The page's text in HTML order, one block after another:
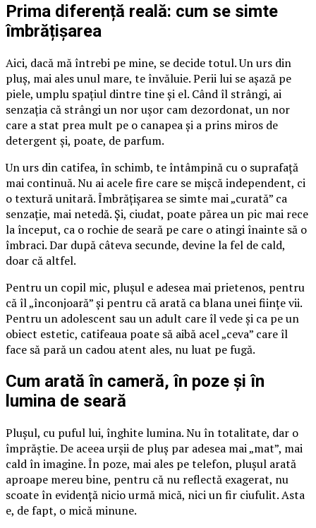
Prima diferență reală: cum se simte
îmbrățișarea
Aici, dacă mă întrebi pe mine, se decide totul. Un urs din
pluș, mai ales unul mare, te învăluie. Perii lui se așază pe
piele, umplu spațiul dintre tine și el. Când îl strângi, ai
senzația că strângi un nor ușor cam dezordonat, un nor
care a stat prea mult pe o canapea și a prins miros de
detergent și, poate, de parfum.
Un urs din catifea, în schimb, te întâmpină cu o suprafață
mai continuă. Nu ai acele fire care se mișcă independent, ci
o textură unitară. Îmbrățișarea se simte mai „curată” ca
senzație, mai netedă. Și, ciudat, poate părea un pic mai rece
la început, ca o rochie de seară pe care o atingi înainte să o
îmbraci. Dar după câteva secunde, devine la fel de cald,
doar că altfel.
Pentru un copil mic, plușul e adesea mai prietenos, pentru
că îl „înconjoară” și pentru că arată ca blana unei ființe vii.
Pentru un adolescent sau un adult care îl vede și ca pe un
obiect estetic, catifeaua poate să aibă acel „ceva” care îl
face să pară un cadou atent ales, nu luat pe fugă.
Cum arată în cameră, în poze și în
lumina de seară
Plușul, cu puful lui, înghite lumina. Nu în totalitate, dar o
împrăștie. De aceea urșii de pluș par adesea mai „mat”, mai
cald în imagine. În poze, mai ales pe telefon, plușul arată
aproape mereu bine, pentru că nu reflectă exagerat, nu
scoate în evidență nicio urmă mică, nici un fir ciufulit. Asta
e, de fapt, o mică minune.